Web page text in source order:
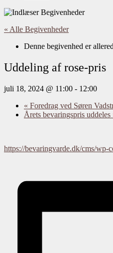
« Alle Begivenheder
Denne begivenhed er
Uddeling af rose-pris
juli 18, 2024 @ 11:00 - 12:00
« Foredrag ved Søren
Årets bevaringspris uddeles
https://bevaringvarde.dk/cms/wp-